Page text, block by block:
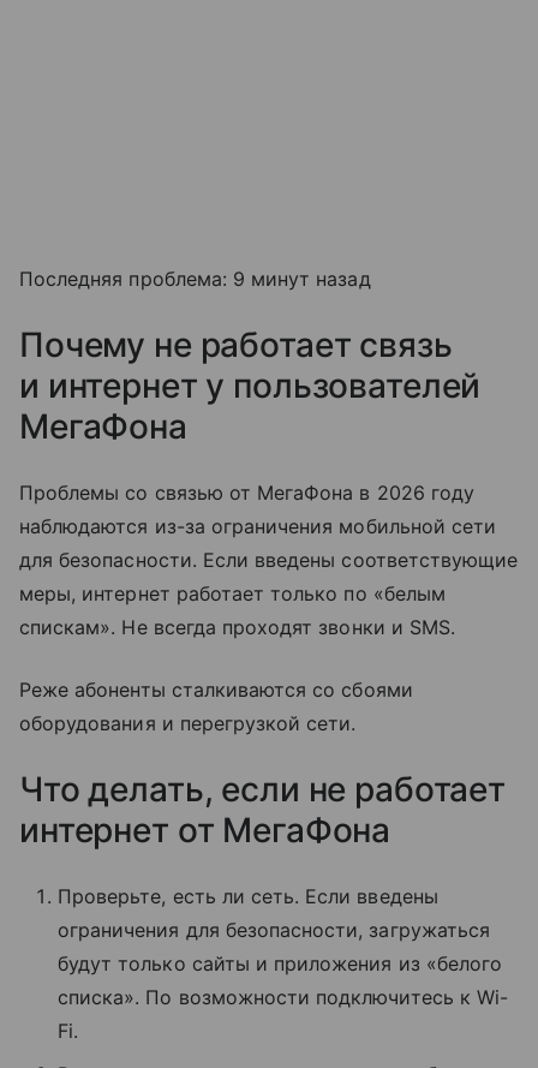
Последняя проблема: 9 минут назад
Почему не работает связь
и интернет у пользователей
МегаФона
Проблемы со связью от МегаФона в 2026 году
наблюдаются из-за ограничения мобильной сети
для безопасности. Если введены соответствующие
меры, интернет работает только по «белым
спискам». Не всегда проходят звонки и SMS.
Реже абоненты сталкиваются со сбоями
оборудования и перегрузкой сети.
Что делать, если не работает
интернет от МегаФона
Проверьте, есть ли сеть. Если введены
ограничения для безопасности, загружаться
будут только сайты и приложения из «белого
списка». По возможности подключитесь к Wi-
Fi.